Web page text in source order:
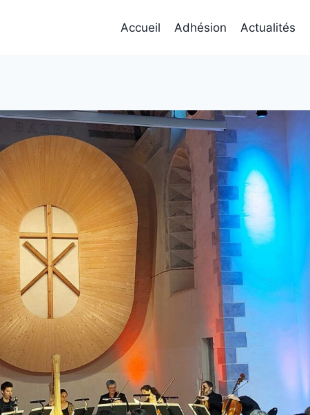
Accueil Adhésion Actualités